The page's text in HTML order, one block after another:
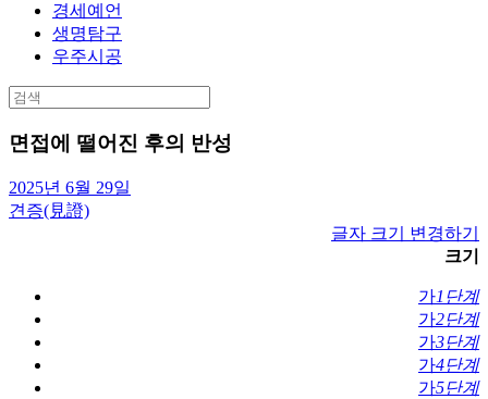
경세예언
생명탐구
우주시공
Search
for:
면접에 떨어진 후의 반성
2025년 6월 29일
견증(見證)
글자 크기 변경하기
크기
가1단계
가2단계
가3단계
가4단계
가5단계